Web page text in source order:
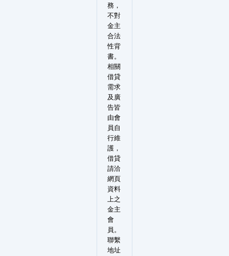
務，
不對
金主
合法
性背
書。
相關
借貸
需求
及廣
告皆
由會
員自
行維
護，
借貸
請洽
網頁
資料
上之
金主
會
員。
聯繫
地址